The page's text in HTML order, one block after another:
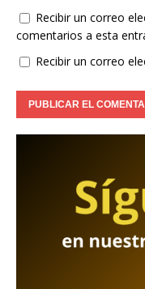
Recibir un correo
comentarios a esta
Recibir un correo